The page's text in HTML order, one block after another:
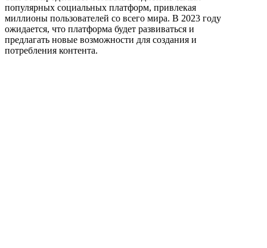
популярных социальных платформ, привлекая
миллионы пользователей со всего мира. В 2023 году
ожидается, что платформа будет развиваться и
предлагать новые возможности для создания и
потребления контента.